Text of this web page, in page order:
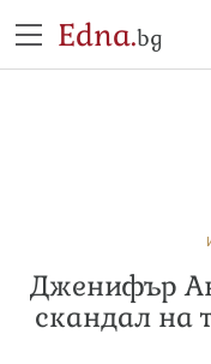
Edna.bg
Дженифър
скандал на